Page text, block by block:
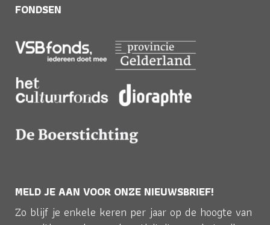
FONDSEN
MELD JE AAN VOOR ONZE NIEUWSBRIEF!
Zo blijf je enkele keren per jaar op de hoogte van